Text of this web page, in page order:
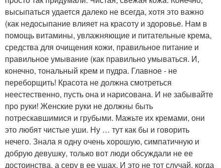
высыпаться удается далеко не всегда, хотя это важно
(как недосыпание влияет на красоту и здоровье. Нам в
помощь витамины, увлажняющие и питательные крема,
средства для очищения кожи, правильное питание и
правильное умывание (как правильно умываться. И,
конечно, тональный крем и пудра. Главное - не
переборщить! Красота не должна смотреться
неестественно, пусть она и нарисована. И не забывайте
про руки! Женские руки не должны быть
потрескавшимися и грубыми. Мажьте их кремами, они
это любят чистые уши. Ну … тут как бы и говорить
нечего. Знала я одну очень хорошую, симпатичную и
добрую девушку, только вот люди обсуждали не ее
достоинства, а серу в ее ушах. И это не тот случай, когда